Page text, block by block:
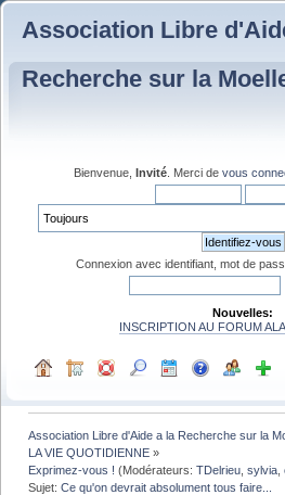
Association Libre
Recherche sur la
Bienvenue, Invité . Merci de vous
Connexion avec identifiant, mot de
Nouvelles:
INSCRIPTION AU FORUM
Association Libre d'Aide a la Recherche sur la
LA VIE QUOTIDIENNE »
Exprimez-vous ! (Modérateurs:TDelrieu ,sylvia ,
Sujet:Ce qu'on devrait absolument tous faire...